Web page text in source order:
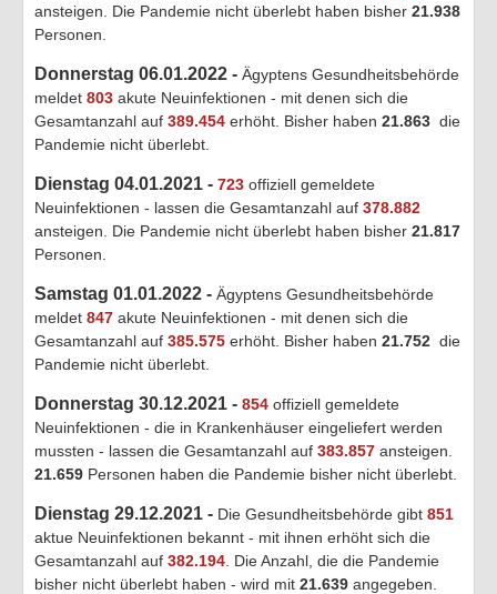
ansteigen. Die Pandemie nicht überlebt haben bisher 21.938
Personen.
Donnerstag 06.01.2022 - Ägyptens Gesundheitsbehörde
meldet 803 akute Neuinfektionen - mit denen sich die
Gesamtanzahl auf 389.454 erhöht. Bisher haben 21.863 die
Pandemie nicht überlebt.
Dienstag 04.01.2021 - 723 offiziell gemeldete
Neuinfektionen - lassen die Gesamtanzahl auf 378.882
ansteigen. Die Pandemie nicht überlebt haben bisher 21.817
Personen.
Samstag 01.01.2022 - Ägyptens Gesundheitsbehörde
meldet 847 akute Neuinfektionen - mit denen sich die
Gesamtanzahl auf 385.575 erhöht. Bisher haben 21.752 die
Pandemie nicht überlebt.
Donnerstag 30.12.2021 - 854 offiziell gemeldete
Neuinfektionen - die in Krankenhäuser eingeliefert werden
mussten - lassen die Gesamtanzahl auf 383.857 ansteigen.
21.659 Personen haben die Pandemie bisher nicht überlebt.
Dienstag 29.12.2021 - Die Gesundheitsbehörde gibt 851
aktue Neuinfektionen bekannt - mit ihnen erhöht sich die
Gesamtanzahl auf 382.194 . Die Anzahl, die die Pandemie
bisher nicht überlebt haben - wird mit 21.639 angegeben.